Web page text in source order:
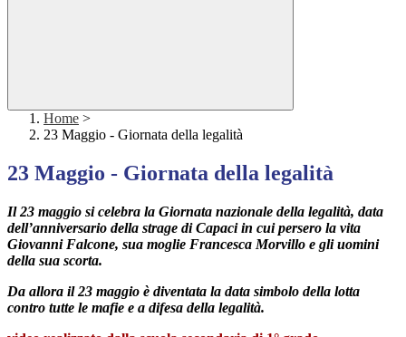
Home >
23 Maggio - Giornata della legalità
23 Maggio - Giornata della legalità
Il 23 maggio si celebra la Giornata nazionale della legalità, data
dell’anniversario della strage di Capaci in cui persero la vita
Giovanni Falcone, sua moglie Francesca Morvillo e gli uomini
della sua scorta.
Da allora il 23 maggio è diventata la data simbolo della lotta
contro tutte le mafie e a difesa della legalità.